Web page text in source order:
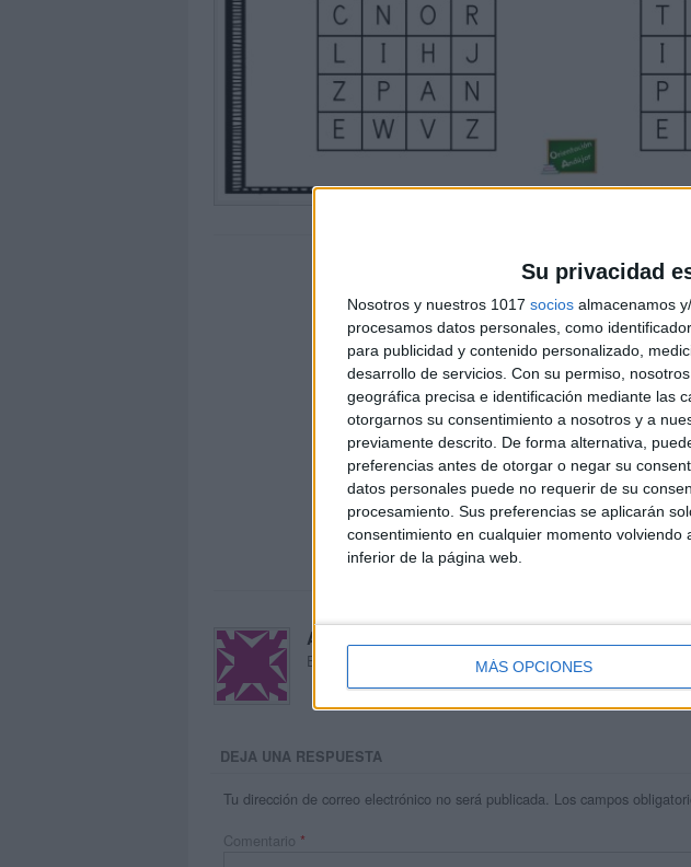
Su privacidad
Nosotros y nuestros 1017 socios almacenamos
procesamos datos personales, como
para publicidad y contenido personalizado,
desarrollo de servicios. Con su permiso,
geográfica precisa e identificación mediante las
otorgarnos su consentimiento a nosotros y a
previamente descrito. De forma alternativa,
preferencias antes de otorgar o negar su
datos personales puede no requerir de su
procesamiento. Sus preferencias se aplicarán
consentimiento en cualquier momento
inferior de la página web.
MÁS OPCIONES
Acerca de María Olivares
El autor no ha proporcionado ninguna información.
DEJA UNA RESPUESTA
Tu dirección de correo electrónico no será publicada. Los campos
Comentario *